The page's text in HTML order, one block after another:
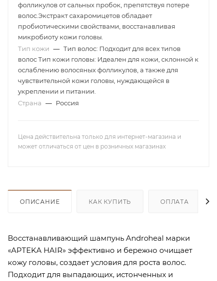
фолликулов от сальных пробок, препятствуя потере
волос.Экстракт сахаромицетов обладает
пробиотическими свойствами, восстанавливая
микробиоту кожи головы.
Тип кожи — Тип волос: Подходит для всех типов
волос Тип кожи головы: Идеален для кожи, склонной к
ослаблению волосяных фолликулов, а также для
чувствительной кожи головы, нуждающейся в
укреплении и питании.
Страна — Россия
Цена действительна только для интернет-магазина и
может отличаться от цен в розничных магазинах
ОПИСАНИЕ КАК КУПИТЬ ОПЛАТА
Восстанавливающий шампунь Androheal марки
«APTEKA HAIR» эффективно и бережно очищает
кожу головы, создает условия для роста волос.
Подходит для выпадающих, истонченных и